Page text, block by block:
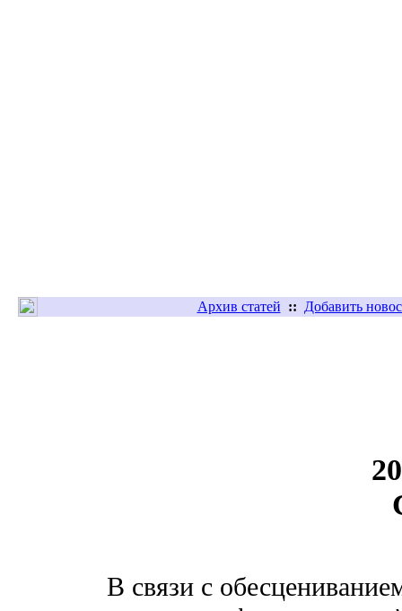
Архив статей :: Добавить
В связи с